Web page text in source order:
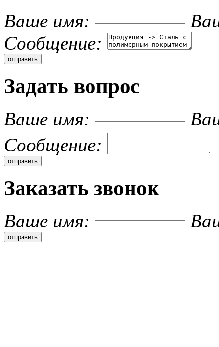
Ваше имя:
Cообщение:
Задать вопрос
Ваше имя:
Cообщение:
Заказать звонок
Ваше имя: